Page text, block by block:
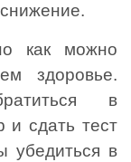
как можно
здоровье.
в
и сдать тест
в